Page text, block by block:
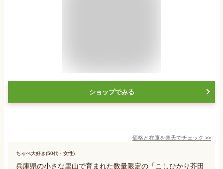
ショップでみる
価格と在庫を楽天でチェック >>
ちゃぺ大好き(50代・女性)
兵庫県の小さな里山で育まれた数量限定の「こしひかり芥田